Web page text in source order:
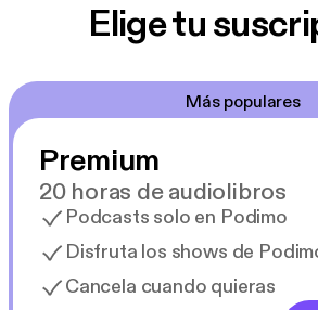
Elige tu
Más populares
Premium
20 horas de audiolibros
Podcasts solo en Podimo
Disfruta los shows de
Cancela cuando quieras